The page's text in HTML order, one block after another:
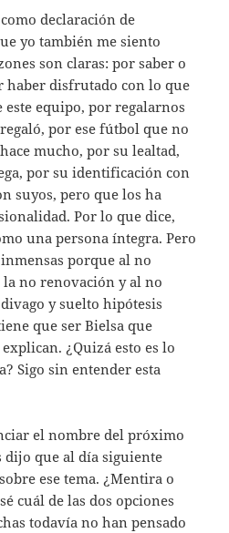
declaración de
yo también me siento
son claras: por saber o
haber disfrutado con lo que
este equipo, por regalarnos
por ese fútbol que no
mucho, por su lealtad,
por su identificación con
suyos, pero que los ha
Por lo que dice,
una persona íntegra. Pero
porque al no
la no renovación y al no
y suelto hipótesis
que ser Bielsa que
¿Quizá esto es lo
Sigo sin entender esta
el nombre del próximo
que al día siguiente
ese tema. ¿Mentira o
cuál de las dos opciones
todavía no han pensado